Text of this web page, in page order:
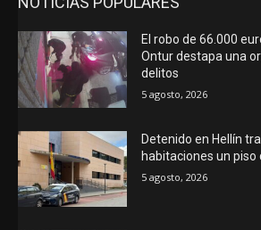
El robo de 66.000
Ontur destapa una
delitos
5 agosto, 2026
Detenido en Hellín
habitaciones un
5 agosto, 2026